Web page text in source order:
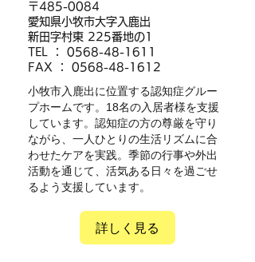
〒485-0084
愛知県小牧市大字入鹿出
新田字村東 225番地の1
​TEL ： 0568-48-1611
FAX ： 0568-48-1612
小牧市入鹿出に位置する認知症グルー
プホームです。18名の入居者様を支援
しています。認知症の方の尊厳を守り
ながら、一人ひとりの生活リズムに合
わせたケアを実践。季節の行事や外出
活動を通じて、活気ある日々を過ごせ
るよう支援しています。
詳しく見る